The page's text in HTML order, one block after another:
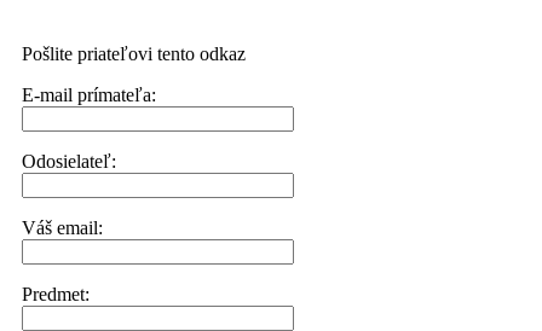
Pošlite priateľovi tento odkaz
E-mail prímateľa:
Odosielateľ:
Váš email:
Predmet: